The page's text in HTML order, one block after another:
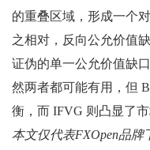
的重叠区域，形成一个
之相对，反向公允价值
证伪的单一公允价值缺
然两者都可能有用，但
衡，而 IFVG 则凸显了市
本文仅代表FXOpen品